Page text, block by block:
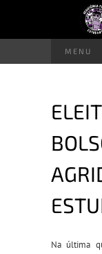
MENU
Na última